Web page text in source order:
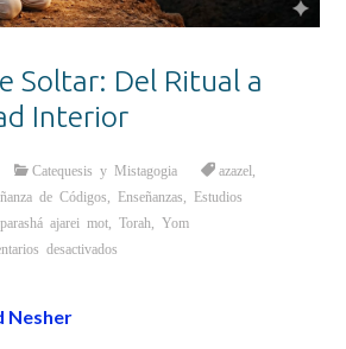
Soltar: Del Ritual a
Interior
Catequesis y Mistagogia azazel
de Códigos Enseñanzas
Estudios
parashá ajarei mot ,Torah ,Yom
desactivados
Nesher